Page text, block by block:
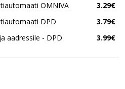
OMNIVA
3.29€
DPD
3.79€
aadressile - DPD
3.99€